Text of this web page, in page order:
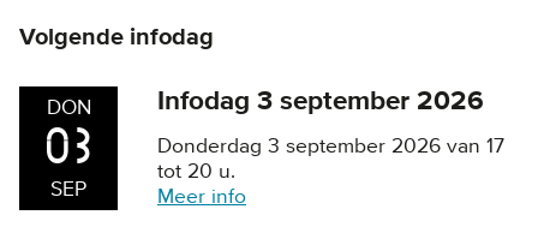
Volgende infodag
DON
03
SEP
Infodag 3 september 2026
Donderdag 3 september 2026 van 17
tot 20 u.
Meer info